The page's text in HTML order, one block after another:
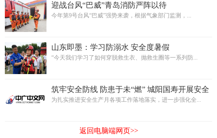
迎战台风“巴威”青岛消防严阵以待
今年第9号台风“巴威”强势来袭，根据气象部门监测，...
山东即墨：学习防溺水 安全度暑假
“今天我们学习了如何穿脱救生衣、抛救生圈等一系列防...
筑牢安全防线 防患于未“燃” 城阳国寿开展安全
生产月消防演练活动
为扎实推进安全生产月各项工作落地落实，进一步强化全...
返回电脑端网页>>